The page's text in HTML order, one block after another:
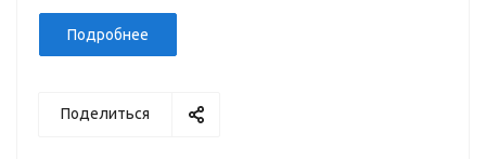
Подробнее
Поделиться